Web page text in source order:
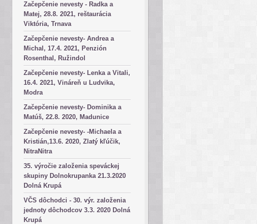
Začepčenie nevesty - Radka a
Matej, 28.8. 2021, reštaurácia
Viktória, Trnava
Začepčenie nevesty- Andrea a
Michal, 17.4. 2021, Penzión
Rosenthal, Ružindol
Začepčenie nevesty- Lenka a Vitali,
16.4. 2021, Vináreň u Ludvika,
Modra
Začepčenie nevesty- Dominika a
Matúš, 22.8. 2020, Madunice
Začepčenie nevesty- -Michaela a
Kristián,13.6. 2020, Zlatý kľúčik,
NitraNitra
35. výročie založenia speváckej
skupiny Dolnokrupanka 21.3.2020
Dolná Krupá
VČS dôchodci - 30. výr. založenia
jednoty dôchodcov 3.3. 2020 Dolná
Krupá